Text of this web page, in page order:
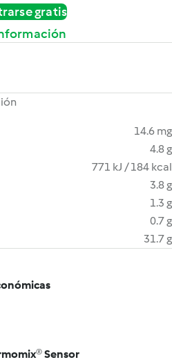
gratis
14.6 mg
4.8 g
771 kJ / 184 kcal
3.8 g
1.3 g
0.7 g
31.7 g
Sensor